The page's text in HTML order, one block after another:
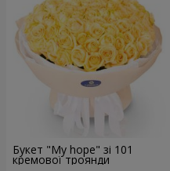
Букет "My hope" зі 101
кремової троянди